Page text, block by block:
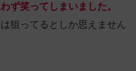
ず笑ってしまいました。
狙ってるとしか思えません